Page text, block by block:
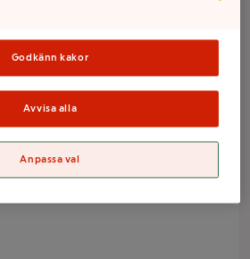
for Curls
Godkänn kakor
Avvisa alla
Anpassa val